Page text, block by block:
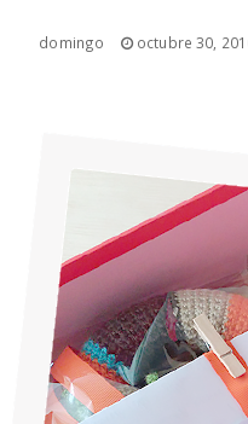
domingo octubre 30,